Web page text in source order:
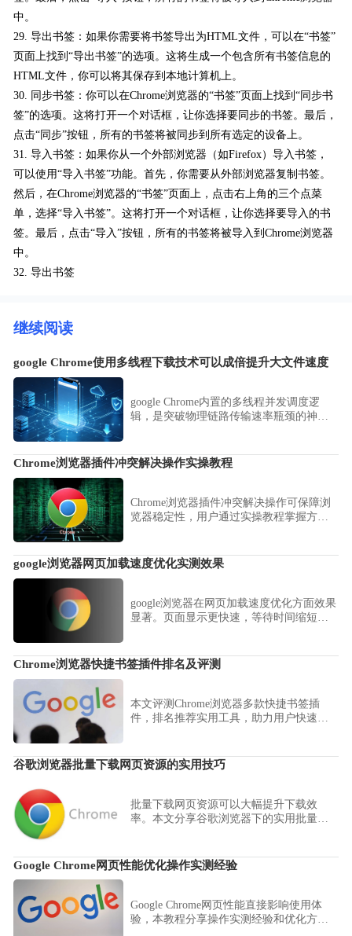
中。
29. 导出书签：如果你需要将书签导出为HTML文件，可以在“书签”
页面上找到“导出书签”的选项。这将生成一个包含所有书签信息的
HTML文件，你可以将其保存到本地计算机上。
30. 同步书签：你可以在Chrome浏览器的“书签”页面上找到“同步书
签”的选项。这将打开一个对话框，让你选择要同步的书签。最后，
点击“同步”按钮，所有的书签将被同步到所有选定的设备上。
31. 导入书签：如果你从一个外部浏览器（如Firefox）导入书签，
可以使用“导入书签”功能。首先，你需要从外部浏览器复制书签。
然后，在Chrome浏览器的“书签”页面上，点击右上角的三个点菜
单，选择“导入书签”。这将打开一个对话框，让你选择要导入的书
签。最后，点击“导入”按钮，所有的书签将被导入到Chrome浏览器
中。
32. 导出书签
继续阅读
google Chrome使用多线程下载技术可以成倍提升大文件速度
google Chrome内置的多线程并发调度逻
辑，是突破物理链路传输速率瓶颈的神
数字化作业协同效率。
Chrome浏览器插件冲突解决操作实操教程
Chrome浏览器插件冲突解决操作可保障浏
览器稳定性，用户通过实操教程掌握方
google浏览器网页加载速度优化实测效果
google浏览器在网页加载速度优化方面效果
显著。页面显示更快速，等待时间缩短，
Chrome浏览器快捷书签插件排名及评测
本文评测Chrome浏览器多款快捷书签插
件，排名推荐实用工具，助力用户快速访
谷歌浏览器批量下载网页资源的实用技巧
批量下载网页资源可以大幅提升下载效
率。本文分享谷歌浏览器下的实用批量下
Google Chrome网页性能优化操作实测经验
Google Chrome网页性能直接影响使用体
验，本教程分享操作实测经验和优化方